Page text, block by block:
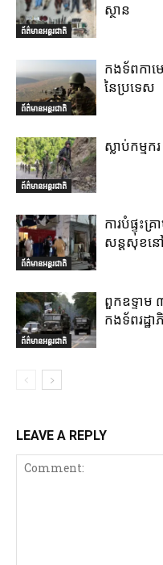
ព័ត៌មានអន្តរជាតិ
ស្ថាន
ព័ត៌មានអន្តរជាតិ
កងទ័ពកាម
នៃប្រទេស
ព័ត៌មានអន្តរជាតិ
ស្លាប់កម្មក
ព័ត៌មានអន្តរជាតិ
ការបំផ្ទុះ
សន្តសុខនៅ
ព័ត៌មានអន្តរជាតិ
ពួកឧទ្ទាម
កងទ័ពរដ្ឋ
LEAVE A REPLY